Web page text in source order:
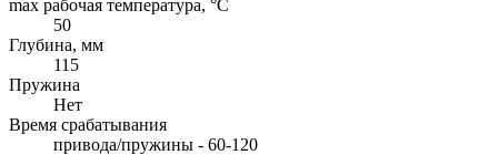
max рабочая температура, °C
50
Глубина, мм
115
Пружина
Нет
Время срабатывания
привода/пружины - 60-120